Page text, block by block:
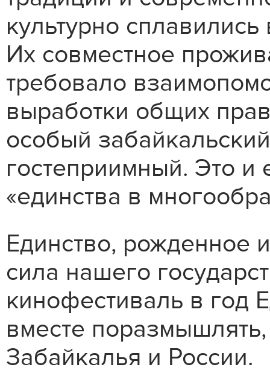
культурно
Их совместное
требовало
выработки общих
особый
гостеприимный. Это
«единства в
Единство, рожденное
сила нашего
кинофестиваль в год
вместе
Забайкалья и России.